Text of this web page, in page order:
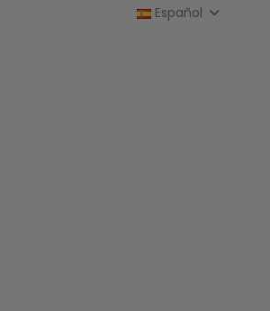
Español